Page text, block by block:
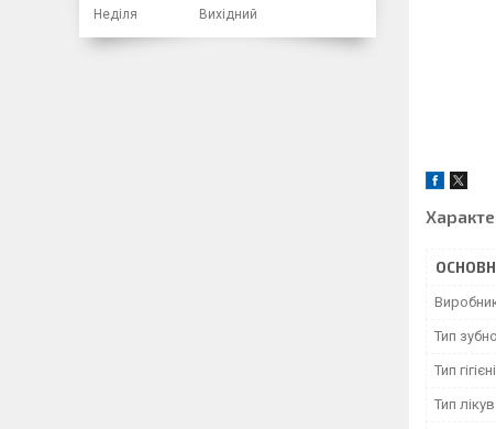
Тип
Тип
Тип
Неділя
Вихідний